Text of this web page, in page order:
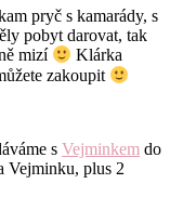
pryč s kamarády, s
pobyt darovat, tak
mizí
Klárka
zakoupit
s Vejminkem do
Vejminku, plus 2